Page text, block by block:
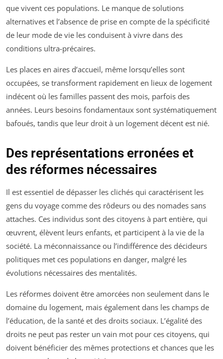
que vivent ces populations. Le manque de solutions
alternatives et l’absence de prise en compte de la spécificité
de leur mode de vie les conduisent à vivre dans des
conditions ultra-précaires.
Les places en aires d’accueil, même lorsqu’elles sont
occupées, se transforment rapidement en lieux de logement
indécent où les familles passent des mois, parfois des
années. Leurs besoins fondamentaux sont systématiquement
bafoués, tandis que leur droit à un logement décent est nié.
Des représentations erronées et
des réformes nécessaires
Il est essentiel de dépasser les clichés qui caractérisent les
gens du voyage comme des rôdeurs ou des nomades sans
attaches. Ces individus sont des citoyens à part entière, qui
œuvrent, élèvent leurs enfants, et participent à la vie de la
société. La méconnaissance ou l’indifférence des décideurs
politiques met ces populations en danger, malgré les
évolutions nécessaires des mentalités.
Les réformes doivent être amorcées non seulement dans le
domaine du logement, mais également dans les champs de
l’éducation, de la santé et des droits sociaux. L’égalité des
droits ne peut pas rester un vain mot pour ces citoyens, qui
doivent bénéficier des mêmes protections et chances que les